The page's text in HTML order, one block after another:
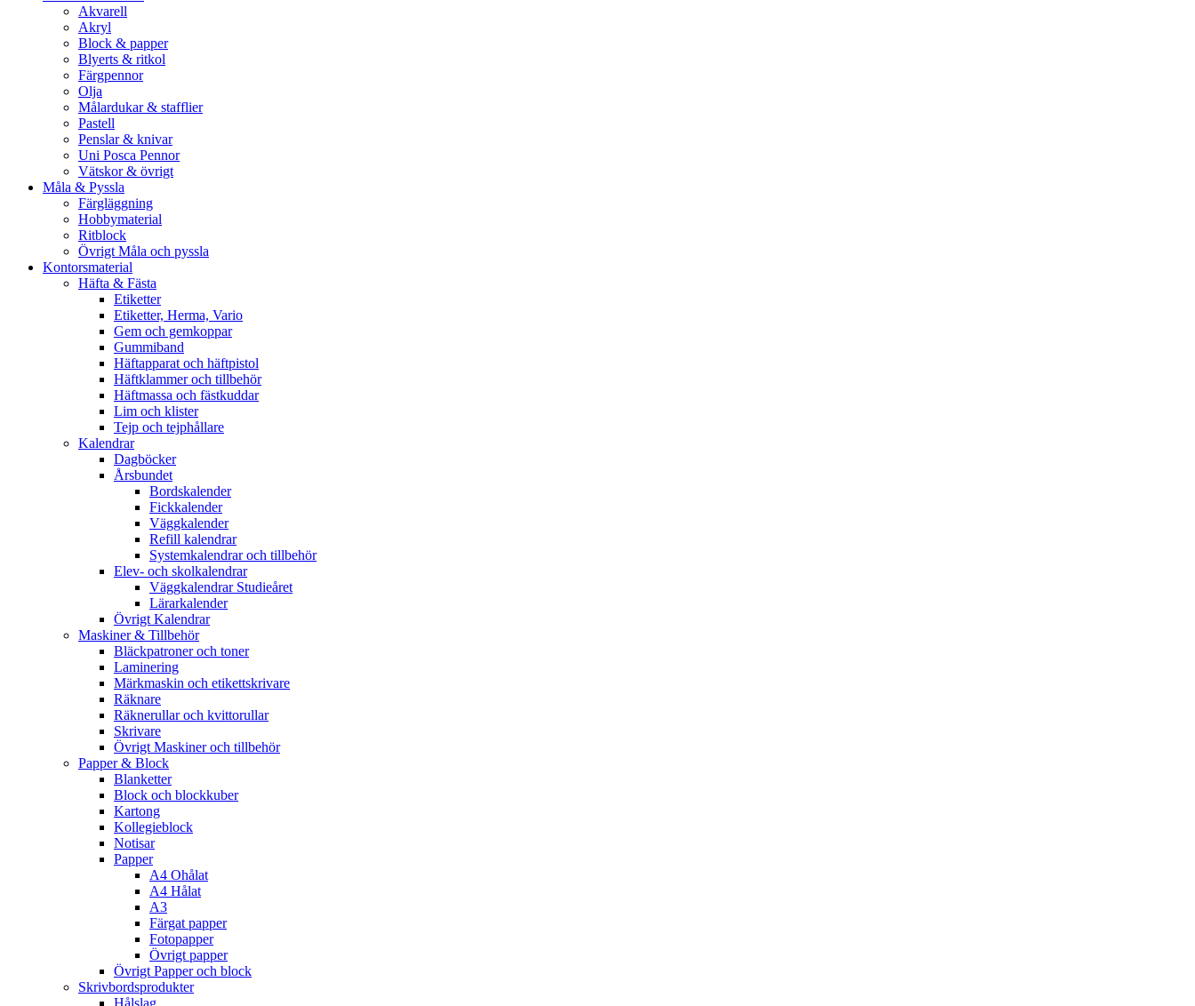
Akvarell
Akryl
Block & papper
Blyerts & ritkol
Färgpennor
Olja
Målardukar & stafflier
Pastell
Penslar & knivar
Uni Posca Pennor
Vätskor & övrigt
Måla & Pyssla
Färgläggning
Hobbymaterial
Ritblock
Övrigt Måla och pyssla
Kontorsmaterial
Häfta & Fästa
Etiketter
Etiketter, Herma, Vario
Gem och gemkoppar
Gummiband
Häftapparat och häftpistol
Häftklammer och tillbehör
Häftmassa och fästkuddar
Lim och klister
Tejp och tejphållare
Kalendrar
Dagböcker
Årsbundet
Bordskalender
Fickkalender
Väggkalender
Refill kalendrar
Systemkalendrar och tillbehör
Elev- och skolkalendrar
Väggkalendrar Studieåret
Lärarkalender
Övrigt Kalendrar
Maskiner & Tillbehör
Bläckpatroner och toner
Laminering
Märkmaskin och etikettskrivare
Räknare
Räknerullar och kvittorullar
Skrivare
Övrigt Maskiner och tillbehör
Papper & Block
Blanketter
Block och blockkuber
Kartong
Kollegieblock
Notisar
Papper
A4 Ohålat
A4 Hålat
A3
Färgat papper
Fotopapper
Övrigt papper
Övrigt Papper och block
Skrivbordsprodukter
Hålslag